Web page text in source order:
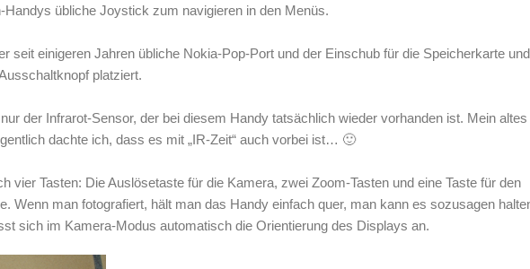
Handys übliche Joystick zum navigieren in den Menüs.
seit einigeren Jahren übliche Nokia-Pop-Port und der Einschub für die Speicherkarte und
platziert.
der Infrarot-Sensor, der bei diesem Handy tatsächlich wieder vorhanden ist. Mein altes
dachte ich, dass es mit „IR-Zeit“ auch vorbei ist… 🙂
vier Tasten: Die Auslösetaste für die Kamera, zwei Zoom-Tasten und eine Taste für den
Wenn man fotografiert, hält man das Handy einfach quer, man kann es sozusagen
sich im Kamera-Modus automatisch die Orientierung des Displays an.